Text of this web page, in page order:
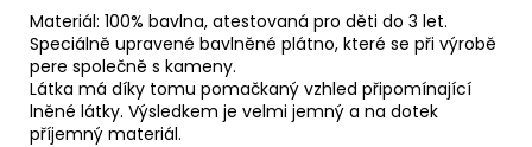
Materiál: 100% bavlna, atestovaná pro děti do 3 let.
Speciálně upravené bavlněné plátno, které se při výrobě
pere společně s kameny.
Látka má díky tomu pomačkaný vzhled připomínající
lněné látky. Výsledkem je velmi jemný a na dotek
příjemný materiál.